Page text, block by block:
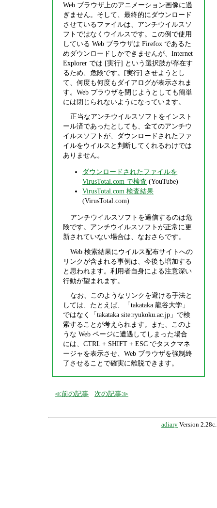
Web ブラウザ上のアニメーション画像に過
ぎません。そして、最終的にダウンロード
させているファイルは、アンチウイルスソ
フトではなくウイルスです。この例で使用
している Web ブラウザは Firefox であるた
めダウンロードしかできませんが、Internet
Explorer では [実行] という選択肢が存在す
るため、危険です。[実行] させようとし
て、何度も何度もダイアログが表示されま
す。Web ブラウザを閉じようとしても簡単
には閉じられないようになっています。
正当なアンチウイルスソフトをインスト
ール済であったとしても、全てのアンチウ
イルスソフトが、ダウンロードされたファ
イルをウイルスと判断してくれるわけでは
ありません。
ダウンロードされたファイルを
VirusTotal.com で検査 (YouTube)
VirusTotal.com 検査結果
(VirusTotal.com)
アンチウイルスソフトを過信するのは危
険です。アンチウイルスソフトが正常に更
新されていない場合は、なおさらです。
Web 検索結果にウイルス配布サイトへの
リンクが含まれる事例は、今後も増加する
と思われます。利用者自身による注意深い
行動が望まれます。
なお、このようなリンクを避ける手法と
しては、たとえば、「takataka 龍谷大学」
ではなく「takataka site:ryukoku.ac.jp」で検
索することが考えられます。また、このよ
うな Web ページに遭遇してしまった場合
には、CTRL + SHIFT + ESC でタスクマネ
ージャを表示させ、Web ブラウザを強制終
了させることで確実に離脱できます。
前の記事 次の記事
adiary Version 2.28c.